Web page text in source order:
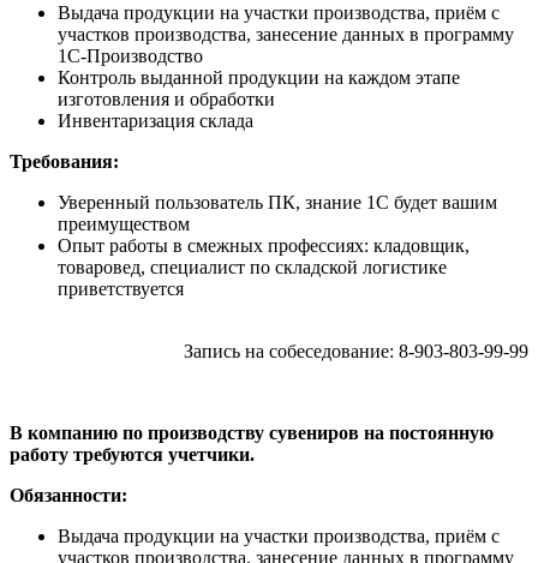
Выдача продукции на участки производства, приём с
участков производства, занесение данных в программу
1С-Производство
Контроль выданной продукции на каждом этапе
изготовления и обработки
Инвентаризация склада
Требования:
Уверенный пользователь ПК, знание 1С будет вашим
преимуществом
Опыт работы в смежных профессиях: кладовщик,
товаровед, специалист по складской логистике
приветствуется
Запись на собеседование: 8-903-803-99-99
В компанию по производству сувениров на постоянную
работу требуются учетчики.
Обязанности:
Выдача продукции на участки производства, приём с
участков производства, занесение данных в программу